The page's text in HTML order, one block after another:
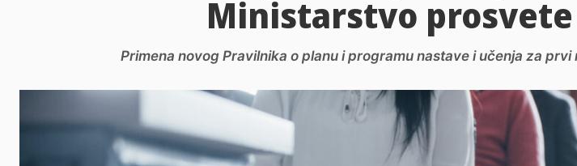
Ministarstvo
Primena novog Pravilnika o planu i programu nastave i učenja za